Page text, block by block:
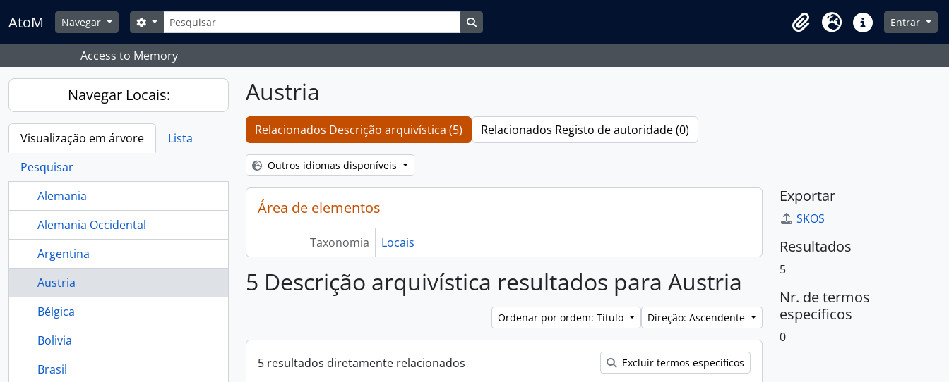
Skip to main content
AtoM Navegar Pesquisar
Search options Search in browse page
Área de transferência
Idioma Ligações rápidas
Entrar
Access to Memory
Navegar Locais:
Visualização em árvore
Lista
Pesquisar
Alemania
Alemania Occidental
Argentina
Austria
Bélgica
Bolivia
Brasil
Austria
Relacionados Descrição arquivística (5) Relacionados Registo de autoridade (0)
Outros idiomas disponíveis
Área de elementos
Taxonomia Locais
5 Descrição arquivística resultados para Austria
Ordenar por ordem: Título Direção: Ascendente
5 resultados diretamente relacionados Excluir termos específicos
Exportar
SKOS
Resultados
5
Nr. de termos
específicos
0